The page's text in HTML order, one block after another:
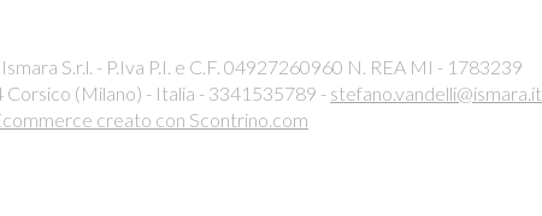
S.r.l. - P.Iva P.I. e C.F. 04927260960 N. REA MI - 1783239
(Milano) - Italia - 3341535789 - stefano.vandelli@ismara.it
creato con Scontrino.com